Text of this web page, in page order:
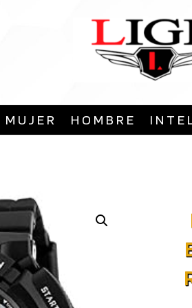
al
MUJER HOMBRE